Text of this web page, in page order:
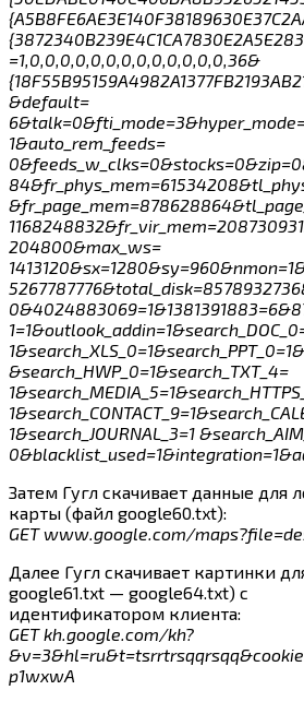
=1,0,0,0,0,0,0,0,0,0,0,0,0,0,36&
&default=
1&auto_rem_feeds=
204800&max_ws=
&search_HWP_0=1&search_TXT_4=
1&search_JOURNAL_3=1
Затем Гугл скачивает данные для
карты (файл google60.txt):
GET www.google.com/
Далее Гугл скачивает картинки
google61.txt — google64.txt) с
идентификатором клиента:
GET kh.google.com/kh?
p1wxwA